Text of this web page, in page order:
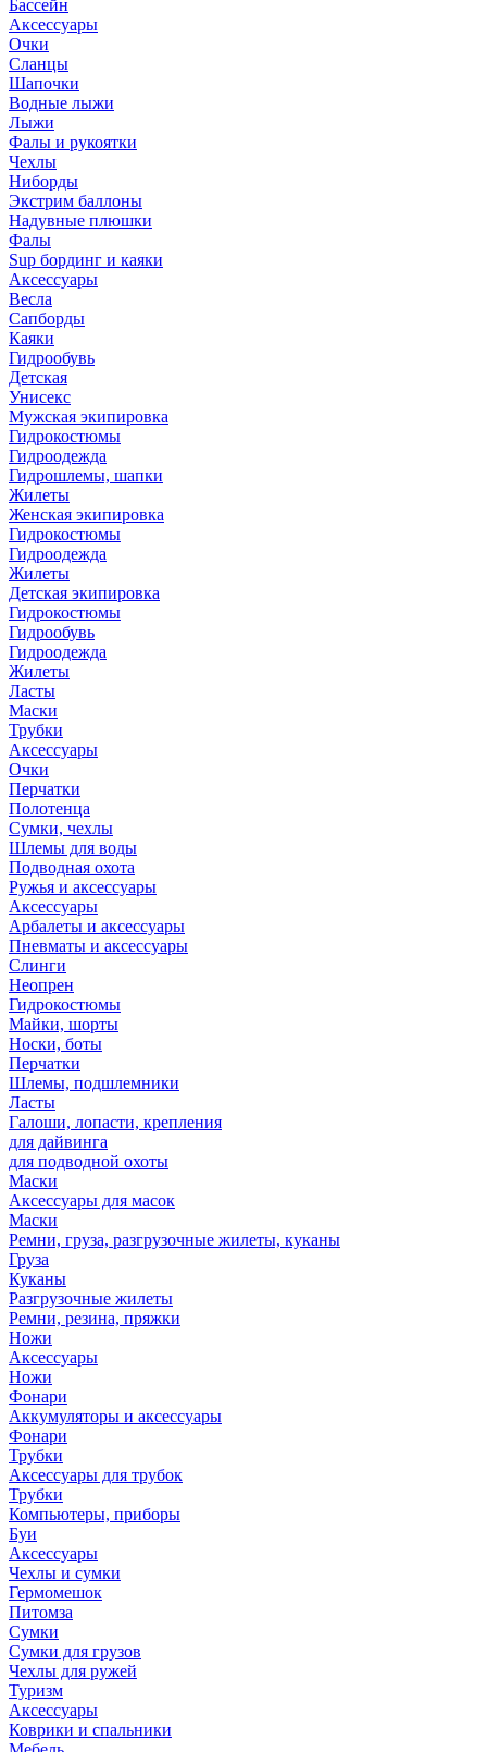
Бассейн
Аксессуары
Очки
Сланцы
Шапочки
Водные лыжи
Лыжи
Фалы и рукоятки
Чехлы
Ниборды
Экстрим баллоны
Надувные плюшки
Фалы
Sup бординг и каяки
Аксессуары
Весла
Сапборды
Каяки
Гидрообувь
Детская
Унисекс
Мужская экипировка
Гидрокостюмы
Гидроодежда
Гидрошлемы, шапки
Жилеты
Женская экипировка
Гидрокостюмы
Гидроодежда
Жилеты
Детская экипировка
Гидрокостюмы
Гидрообувь
Гидроодежда
Жилеты
Ласты
Маски
Трубки
Аксессуары
Очки
Перчатки
Полотенца
Сумки, чехлы
Шлемы для воды
Подводная охота
Ружья и аксессуары
Аксессуары
Арбалеты и аксессуары
Пневматы и аксессуары
Слинги
Неопрен
Гидрокостюмы
Майки, шорты
Носки, боты
Перчатки
Шлемы, подшлемники
Ласты
Галоши, лопасти, крепления
для дайвинга
для подводной охоты
Маски
Аксессуары для масок
Маски
Ремни, груза, разгрузочные жилеты, куканы
Груза
Куканы
Разгрузочные жилеты
Ремни, резина, пряжки
Ножи
Аксессуары
Ножи
Фонари
Аккумуляторы и аксессуары
Фонари
Трубки
Аксессуары для трубок
Трубки
Компьютеры, приборы
Буи
Аксессуары
Чехлы и сумки
Гермомешок
Питомза
Сумки
Сумки для грузов
Чехлы для ружей
Туризм
Аксессуары
Коврики и спальники